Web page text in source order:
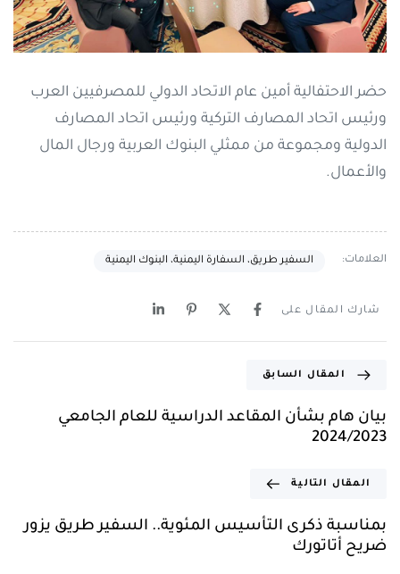
حضر الاحتفالية أمين عام الاتحاد الدولي للمصرفيين العرب
ورئيس اتحاد المصارف التركية ورئيس اتحاد المصارف
الدولية ومجموعة من ممثلي البنوك العربية ورجال المال
والأعمال.
العلامات: السفير طريق، السفارة اليمنية، البنوك اليمنية
شارك المقال على
المقال السابق
بيان هام بشأن المقاعد الدراسية للعام الجامعي
2024/2023
المقال التالية
بمناسبة ذكرى التأسيس المئوية.. السفير طريق يزور
ضريح أتاتورك